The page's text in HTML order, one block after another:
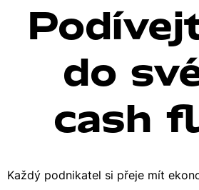
do
cash
Každý podnikatel si přeje mít